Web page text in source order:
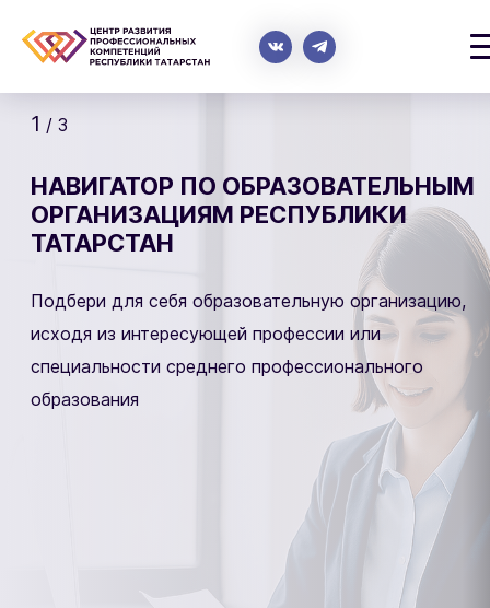
1 / 3
НАВИГАТОР ПО ОБРАЗОВАТЕЛЬНЫМ
ОРГАНИЗАЦИЯМ РЕСПУБЛИКИ
ТАТАРСТАН
Подбери для себя образовательную организацию,
исходя из интересующей профессии или
специальности среднего профессионального
образования
2
3